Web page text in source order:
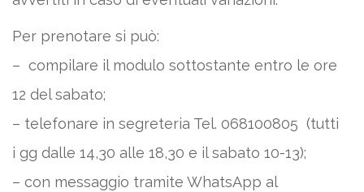
Per prenotare si può:
– compilare il modulo sottostante entro le ore
12 del sabato;
– telefonare in segreteria Tel. 068100805 (tutti
i gg dalle 14,30 alle 18,30 e il sabato 10-13);
– con messaggio tramite WhatsApp al